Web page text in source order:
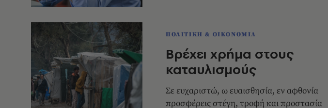
ΠΟΛΙΤΙΚΗ & ΟΙΚΟΝΟΜΙΑ
Βρέχει χρήμα στους
καταυλισμούς
Σε ευχαριστώ, ω ευαισθησία, εν αφθονία
προσφέρεις στέγη, τροφή και προστασία